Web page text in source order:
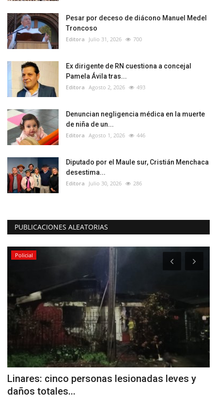
Pesar por deceso de diácono Manuel Medel
Troncoso
Editora Julio 31, 2026 700
Ex dirigente de RN cuestiona a concejal
Pamela Ávila tras...
Editora Agosto 2, 2026 493
Denuncian negligencia médica en la muerte
de niña de un...
Editora Agosto 1, 2026 446
Diputado por el Maule sur, Cristián Menchaca
desestima...
Editora Julio 30, 2026 286
PUBLICACIONES ALEATORIAS
Policial
Linares: cinco personas lesionadas leves y
daños totales...